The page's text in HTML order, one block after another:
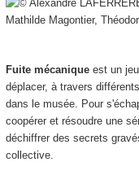
Fuite mécaniqueest un jeu
déplacer, à travers
dans le musée. Pour
coopérer et résoudre une
déchiffrer des secrets
collective.